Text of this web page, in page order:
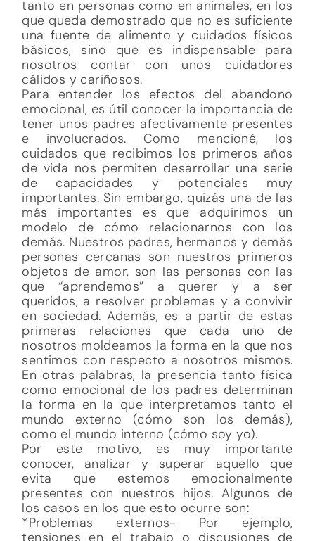
tanto en personas como en animales, en los
que queda demostrado que no es suficiente
una fuente de alimento y cuidados físicos
básicos, sino que es indispensable para
nosotros contar con unos cuidadores
cálidos y cariñosos.
Para entender los efectos del abandono
emocional, es útil conocer la importancia de
tener unos padres afectivamente presentes
e involucrados. Como mencioné, los
cuidados que recibimos los primeros años
de vida nos permiten desarrollar una serie
de capacidades y potenciales muy
importantes. Sin embargo, quizás una de las
más importantes es que adquirimos un
modelo de cómo relacionarnos con los
demás. Nuestros padres, hermanos y demás
personas cercanas son nuestros primeros
objetos de amor, son las personas con las
que “aprendemos” a querer y a ser
queridos, a resolver problemas y a convivir
en sociedad. Además, es a partir de estas
primeras relaciones que cada uno de
nosotros moldeamos la forma en la que nos
sentimos con respecto a nosotros mismos.
En otras palabras, la presencia tanto física
como emocional de los padres determinan
la forma en la que interpretamos tanto el
mundo externo (cómo son los demás),
como el mundo interno (cómo soy yo).
Por este motivo, es muy importante
conocer, analizar y superar aquello que
evita que estemos emocionalmente
presentes con nuestros hijos. Algunos de
los casos en los que esto ocurre son:
*Problemas externos- Por ejemplo,
tensiones en el trabajo o discusiones de